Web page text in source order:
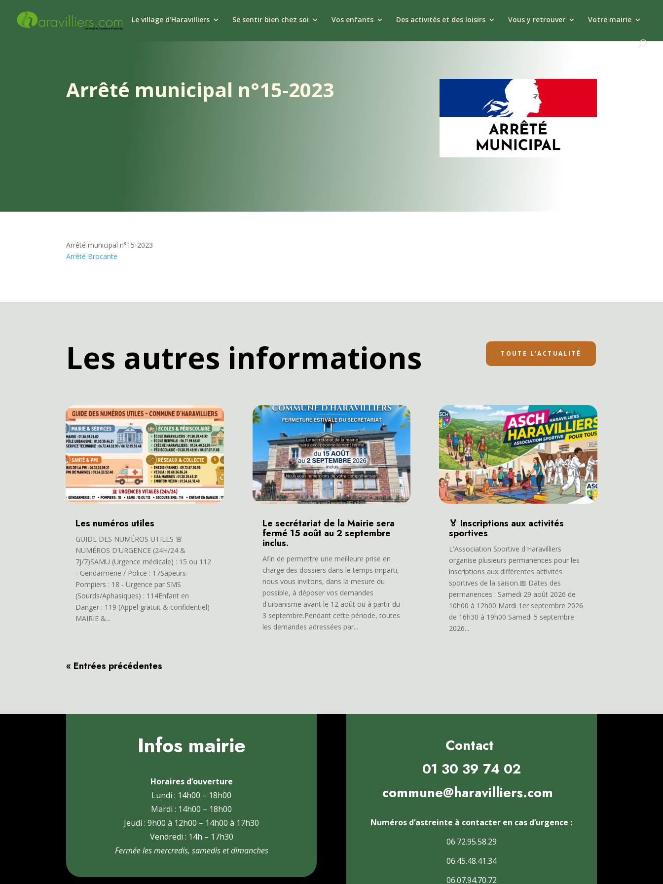
Le village d’Haravilliers Se sentir bien chez soi Vos enfants Des activités et des loisirs Vous y retrouver Votre mairie
Arrêté municipal n°15-2023
Arrêté municipal n°15-2023
Arrêté Brocante
Les autres informations TOUTE L'ACTUALITÉ
Les numéros utiles
GUIDE DES NUMÉROS UTILES 🚨
NUMÉROS D'URGENCE (24H/24 &
7J/7)SAMU (Urgence médicale) : 15 ou 112
- Gendarmerie / Police : 17Sapeurs-
Pompiers : 18 - Urgence par SMS
(Sourds/Aphasiques) : 114Enfant en
Danger : 119 (Appel gratuit & confidentiel)
MAIRIE &...
Le secrétariat de la Mairie sera
fermé 15 août au 2 septembre
inclus.
Afin de permettre une meilleure prise en
charge des dossiers dans le temps imparti,
nous vous invitons, dans la mesure du
possible, à déposer vos demandes
d'urbanisme avant le 12 août ou à partir du
3 septembre.Pendant cette période, toutes
les demandes adressées par...
🏅 Inscriptions aux activités
sportives
L'Association Sportive d'Haravilliers
organise plusieurs permanences pour les
inscriptions aux différentes activités
sportives de la saison.📅 Dates des
permanences : Samedi 29 août 2026 de
10h00 à 12h00 Mardi 1er septembre 2026
de 16h30 à 19h00 Samedi 5 septembre
2026...
« Entrées précédentes
Infos mairie
Horaires d’ouverture
Lundi : 14h00 – 18h00
Mardi : 14h00 – 18h00
Jeudi : 9h00 à 12h00 – 14h00 à 17h30
Vendredi : 14h – 17h30
Fermée les mercredis, samedis et dimanches
Contact
01 30 39 74 02
commune@haravilliers.com
Numéros d’astreinte à contacter en cas d’urgence :
06.72.95.58.29
06.45.48.41.34
06.07.94.70.72